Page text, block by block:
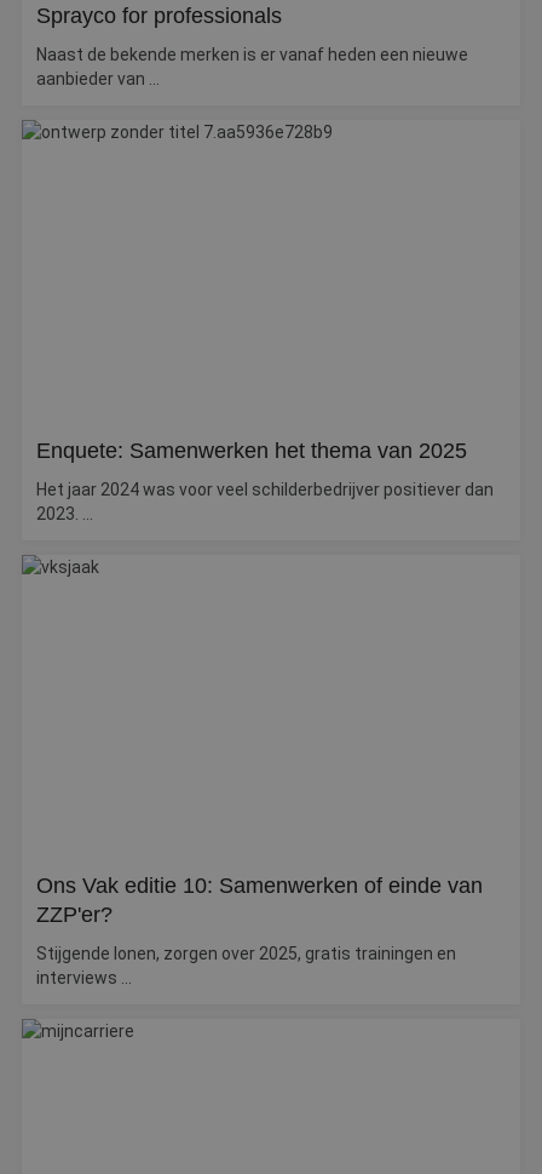
Sprayco for professionals
Naast de bekende merken is er vanaf heden een nieuwe
aanbieder van ...
Enquete: Samenwerken het thema van 2025
Het jaar 2024 was voor veel schilderbedrijver positiever dan
2023. ...
Ons Vak editie 10: Samenwerken of einde van
ZZP'er?
Stijgende lonen, zorgen over 2025, gratis trainingen en
interviews ...